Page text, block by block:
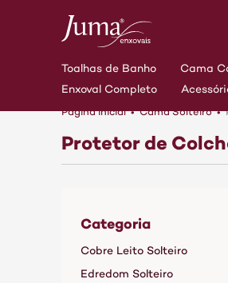
Toalhas de Banho Cama
Enxoval Completo
Página inicial Cama Solteiro
Protetor de
Categoria
Cobre Leito Solteiro
Edredom Solteiro